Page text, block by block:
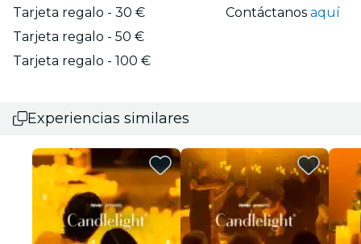
Tarjeta regalo - 30 €
Tarjeta regalo - 50 €
Tarjeta regalo - 100 €
Contáctanosaquí
Experiencias similares